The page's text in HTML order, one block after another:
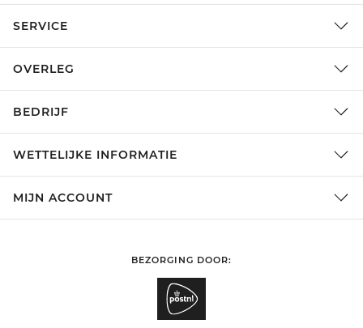
SERVICE
OVERLEG
BEDRIJF
WETTELIJKE INFORMATIE
MIJN ACCOUNT
BEZORGING DOOR: